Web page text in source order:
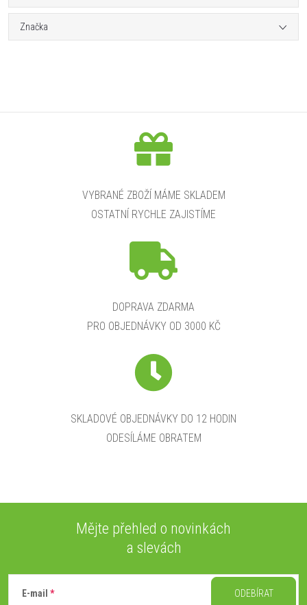
Značka
VYBRANÉ ZBOŽÍ MÁME SKLADEM
OSTATNÍ RYCHLE ZAJISTÍME
DOPRAVA ZDARMA
PRO OBJEDNÁVKY OD 3000 KČ
SKLADOVÉ OBJEDNÁVKY DO 12 HODIN
ODESÍLÁME OBRATEM
Mějte přehled o novinkách
a slevách
E-mail ODEBÍRAT